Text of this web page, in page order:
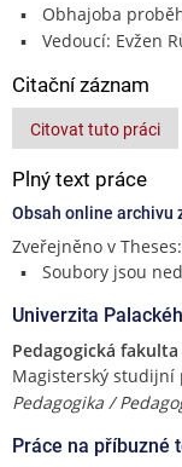
Obhajoba
Vedoucí: Evžen
Citační záznam
Citovat tuto práci
Plný text práce
Obsah online archivu
Zveřejněno v Theses:
Soubory jsou
Univerzita
Pedagogická fakulta
Magisterský studijní
Pedagogika /
Práce na příbuzné